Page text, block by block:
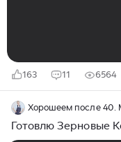
163 11 6564
Хорошеем после 40.
Готовлю Зерновые